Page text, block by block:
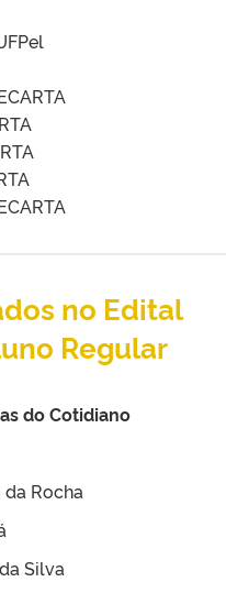
no Edital
Regular
do Cotidiano
Rocha
Silva